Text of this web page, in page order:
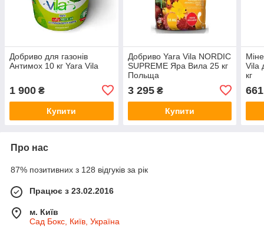
Добриво для газонів
Антимох 10 кг Yara Vila
1 900 ₴
Купити
Добриво Yara Vila NORDIC
SUPREME Яра Вила 25 кг
Польща
3 295₴
Купити
Vila
кг
661
Про нас
87% позитивних з 128 відгуків за рік
Працює з 23.02.2016
м. Київ
Сад Бокс, Київ, Україна